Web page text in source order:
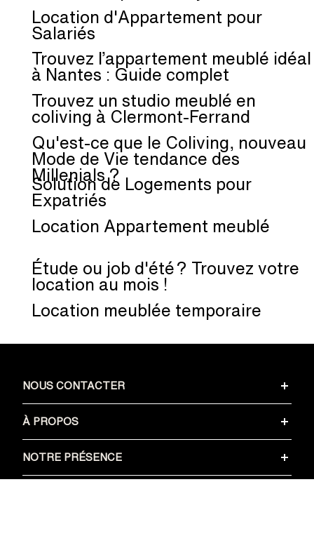
Location d'Appartement pour
Salariés
Trouvez l’appartement meublé idéal
à Nantes : Guide complet
Trouvez un studio meublé en
coliving à Clermont-Ferrand
Qu'est-ce que le Coliving, nouveau
Mode de Vie tendance des
Millenials ?
Solution de Logements pour
Expatriés
Location Appartement meublé
Étude ou job d'été ? Trouvez votre
location au mois !
Location meublée temporaire
NOUS CONTACTER
Centre de contact :
(du lundi au vendredi de 9h à 18h)
hello@compose.fr
À PROPOS
Guide du coliving
FAQ
NOTRE PRÉSENCE